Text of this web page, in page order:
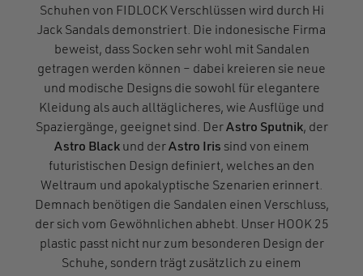
Schuhen von FIDLOCK Verschlüssen wird durch Hi
Jack Sandals demonstriert. Die indonesische Firma
beweist, dass Socken sehr wohl mit Sandalen
getragen werden können – dabei kreieren sie neue
und modische Designs die sowohl für elegantere
Kleidung als auch alltäglicheres, wie Ausflüge und
Spaziergänge, geeignet sind. DerAstro Sputnik, der
Astro Blackund derAstro Iris sind von einem
futuristischen Design definiert, welches an den
Weltraum und apokalyptische Szenarien erinnert.
Demnach benötigen die Sandalen einen Verschluss,
der sich vom Gewöhnlichen abhebt. Unser HOOK 25
plastic passt nicht nur zum besonderen Design der
Schuhe, sondern trägt zusätzlich zu einem